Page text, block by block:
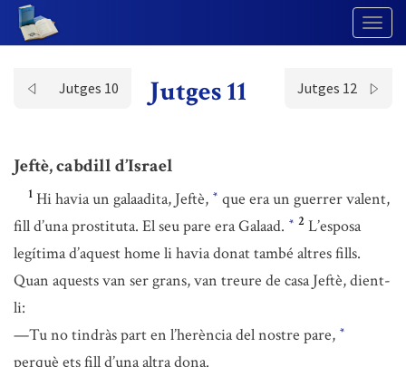
Jutges 10 Jutges 11 Jutges 12
Jeftè, cabdill d’Israel
1 Hi havia un galaadita, Jeftè, * que era un guerrer valent,
fill d’una prostituta. El seu pare era Galaad. * 2 L’esposa
legítima d’aquest home li havia donat també altres fills.
Quan aquests van ser grans, van treure de casa Jeftè, dient-
li:
—Tu no tindràs part en l’herència del nostre pare, *
perquè ets fill d’una altra dona.